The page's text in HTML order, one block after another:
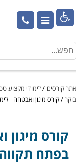

אתר קורסים /לימודי מקצוע
בוקר/קורס מיגון ואבטחה -
קורס מיגון
בפתח תקווה